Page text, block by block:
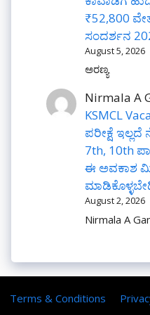
₹52,800
ಸಂದರ್ಶನ
August 5, 2026
ಅರಣ್ಯ
Nirmala A
KSMCL
ಪರೀಕ್ಷೆ
7th, 10th
ಈ ಅವಕಾಶ
August 2, 2026
Nirmala A
Terms & Conditions